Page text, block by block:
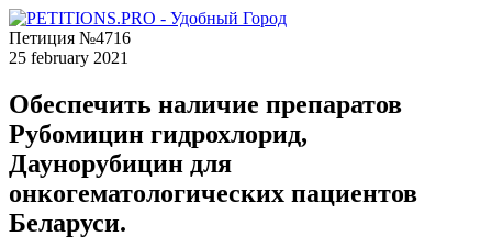
Петиция №4716
25 february 2021
Обеспечить наличие препаратов
Рубомицин гидрохлорид,
Даунорубицин для
онкогематологических пациентов
Беларуси.